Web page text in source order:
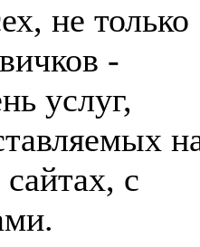
не только
-
услуг,
с